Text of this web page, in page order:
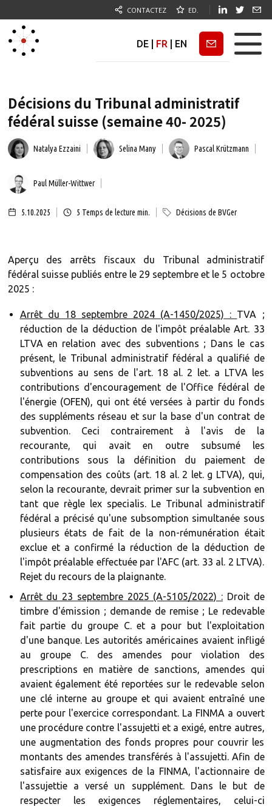
CONTACTEZ ED.
DE FR EN Newsletter
Décisions du Tribunal administratif
fédéral suisse (semaine 40- 2025)
Natalya Ezzaini Selina Many Pascal Krützmann
Paul Müller-Wittwer
5.10.2025 5 Temps de lecture min. Décisions de BVGer
Aperçu des arrêts fiscaux du Tribunal administratif
fédéral suisse publiés entre le 29 septembre et le 5 octobre
2025 :
Arrêt du 18 septembre 2024 (A-1450/2025) : TVA ;
réduction de la déduction de l'impôt préalable Art. 33
LTVA en relation avec des subventions ; Dans le cas
présent, le Tribunal administratif fédéral a qualifié de
subventions au sens de l'art. 18 al. 2 let. a LTVA les
contributions d'encouragement de l'Office fédéral de
l'énergie (OFEN), qui ont été versées à partir du fonds
des suppléments réseau et sur la base d'un contrat de
subvention. Ceci contrairement à l'avis de la
recourante, qui avait en outre subsumé les
contributions sous la définition du paiement de
compensation des coûts (art. 18 al. 2 let. g LTVA), qui,
selon la recourante, devrait primer sur la subvention en
tant que règle lex specialis. Le Tribunal administratif
fédéral a précisé qu'une subsomption simultanée sous
plusieurs états de fait de la non-rémunération était
exclue et a confirmé la réduction de la déduction de
l'impôt préalable effectuée par l'AFC (art. 33 al. 2 LTVA).
Rejet du recours de la plaignante.
Arrêt du 23 septembre 2025 (A-5105/2022) : Droit de
timbre d'émission ; demande de remise ; Le redevable
fait partie du groupe C. et a pour but l'exploitation
d'une banque. Les autorités américaines avaient infligé
au groupe C. des amendes pour violation des
prescriptions en matière de sanctions, amendes qui
avaient également été reportées sur le redevable selon
une clé interne au groupe et qui avaient entraîné une
perte pour l'exercice correspondant. La FINMA a ouvert
une procédure contre l'assujetti et a exigé, entre autres,
une augmentation des fonds propres pour couvrir les
montants des amendes transférés à l'assujetti. Afin de
satisfaire aux exigences de la FINMA, l'actionnaire de
l'assujettie a versé un supplément. Dans le but de
respecter les exigences réglementaires, celui-ci